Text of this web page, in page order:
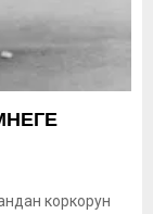
коркорун